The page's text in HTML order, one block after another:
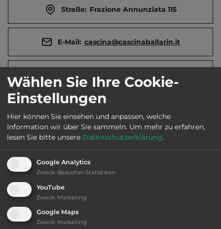
Straße: Frazione Annunziata 115
E-Mail: cascina@cascinaballarin.it
Webseite: www.cascinaballarin.com
Öffnungszeiten: Ganzjährig geöffnet
Telefon: 0039 0173 50365
Ausstattung:
Wählen Sie Ihre Cookie-
Einstellungen
Hier können Sie einsehen und anpassen, welche
Information wir über Sie sammeln. Um mehr zu erfahren,
lesen Sie bitte unsere Datenschutzerklärung.
Google Analytics
Zweck: Besucher-Statistiken
YouTube
Zweck: Marketing
Google Maps
Zweck: Marketing